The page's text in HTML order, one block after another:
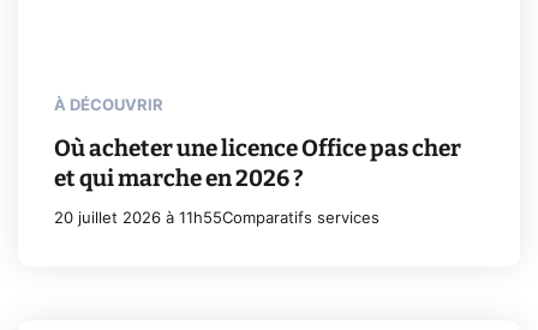
À DÉCOUVRIR
Où acheter une licence Office pas cher
et qui marche en 2026 ?
20 juillet 2026 à 11h55Comparatifs services